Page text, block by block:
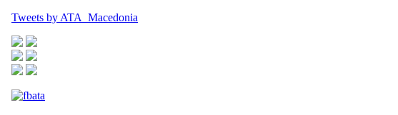
Tweets by ATA_Macedonia